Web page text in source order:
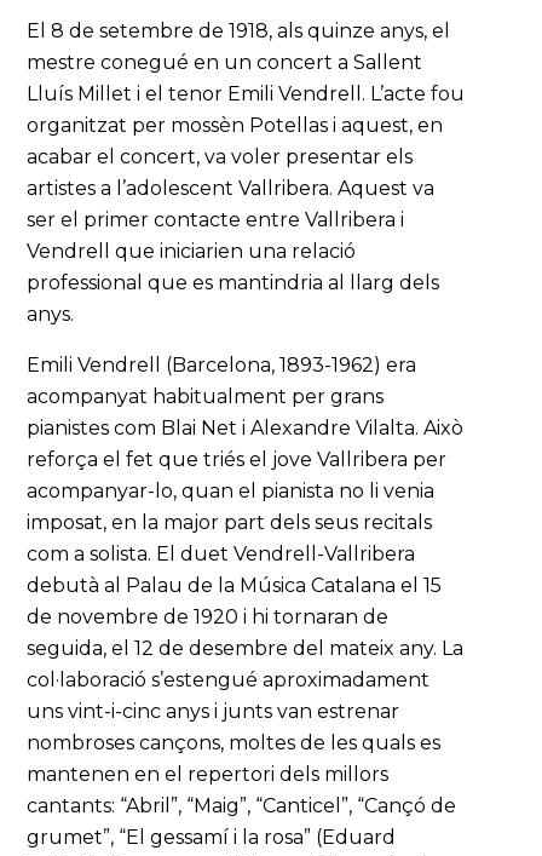
El 8 de setembre de 1918, als quinze anys, el
mestre conegué en un concert a Sallent
Lluís Millet i el tenor Emili Vendrell. L’acte fou
organitzat per mossèn Potellas i aquest, en
acabar el concert, va voler presentar els
artistes a l’adolescent Vallribera. Aquest va
ser el primer contacte entre Vallribera i
Vendrell que iniciarien una relació
professional que es mantindria al llarg dels
anys.
Emili Vendrell (Barcelona, 1893-1962) era
acompanyat habitualment per grans
pianistes com Blai Net i Alexandre Vilalta. Això
reforça el fet que triés el jove Vallribera per
acompanyar-lo, quan el pianista no li venia
imposat, en la major part dels seus recitals
com a solista. El duet Vendrell-Vallribera
debutà al Palau de la Música Catalana el 15
de novembre de 1920 i hi tornaran de
seguida, el 12 de desembre del mateix any. La
col·laboració s’estengué aproximadament
uns vint-i-cinc anys i junts van estrenar
nombroses cançons, moltes de les quals es
mantenen en el repertori dels millors
cantants: “Abril”, “Maig”, “Canticel”, “Cançó de
grumet”, “El gessamí i la rosa” (Eduard